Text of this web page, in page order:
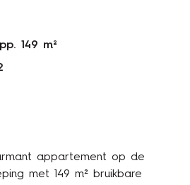
149 m²
appartement op de
met 149 m² bruikbare